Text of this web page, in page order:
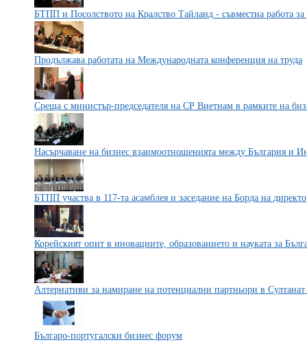
БТПП и Посолството на Кралство Тайланд - съвместна работа за
Продължава работата на Международната конференция на труда
Среща с министър-председателя на СР Виетнам в рамките на
Насърчаване на бизнес взаимоотношенията между България и
БТПП участва в 117-та асамблея и заседание на Борда на
Корейският опит в иновациите, образованието и науката за
Алтернативи за намиране на потенциални партньори в
Българо-португалски бизнес форум